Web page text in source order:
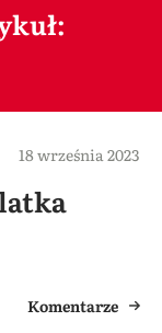
18 września 2023
Komentarze